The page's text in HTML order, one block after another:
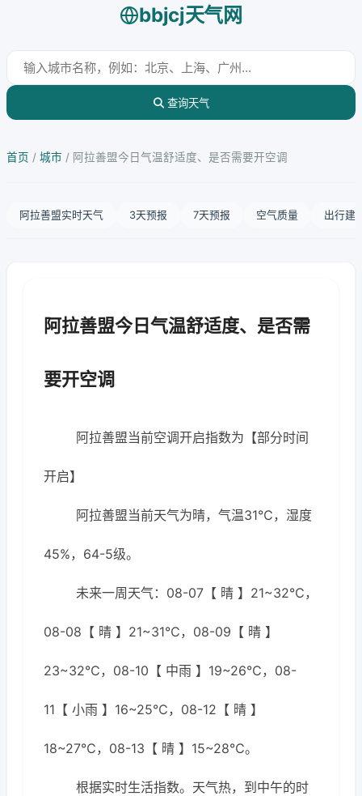
bbjcj天气网
查询天气
首页 / 城市 / 阿拉善盟今日气温舒适度、是否需要开空调
阿拉善盟实时天气 3天预报 7天预报 空气质量 出行建
阿拉善盟今日气温舒适度、是否需
要开空调
阿拉善盟当前空调开启指数为【部分时间
开启】
阿拉善盟当前天气为晴，气温31℃，湿度
45%，64-5级。
未来一周天气：08-07【 晴 】21~32℃，
08-08【 晴 】21~31℃，08-09【 晴 】
23~32℃，08-10【 中雨 】19~26℃，08-
11【 小雨 】16~25℃，08-12【 晴 】
18~27℃，08-13【 晴 】15~28℃。
根据实时生活指数。天气热，到中午的时